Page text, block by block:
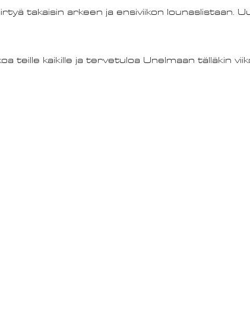
takaisin arkeen ja ensiviikon lounaslistaan.
teille kaikille ja tervetuloa Unelmaan tälläkin